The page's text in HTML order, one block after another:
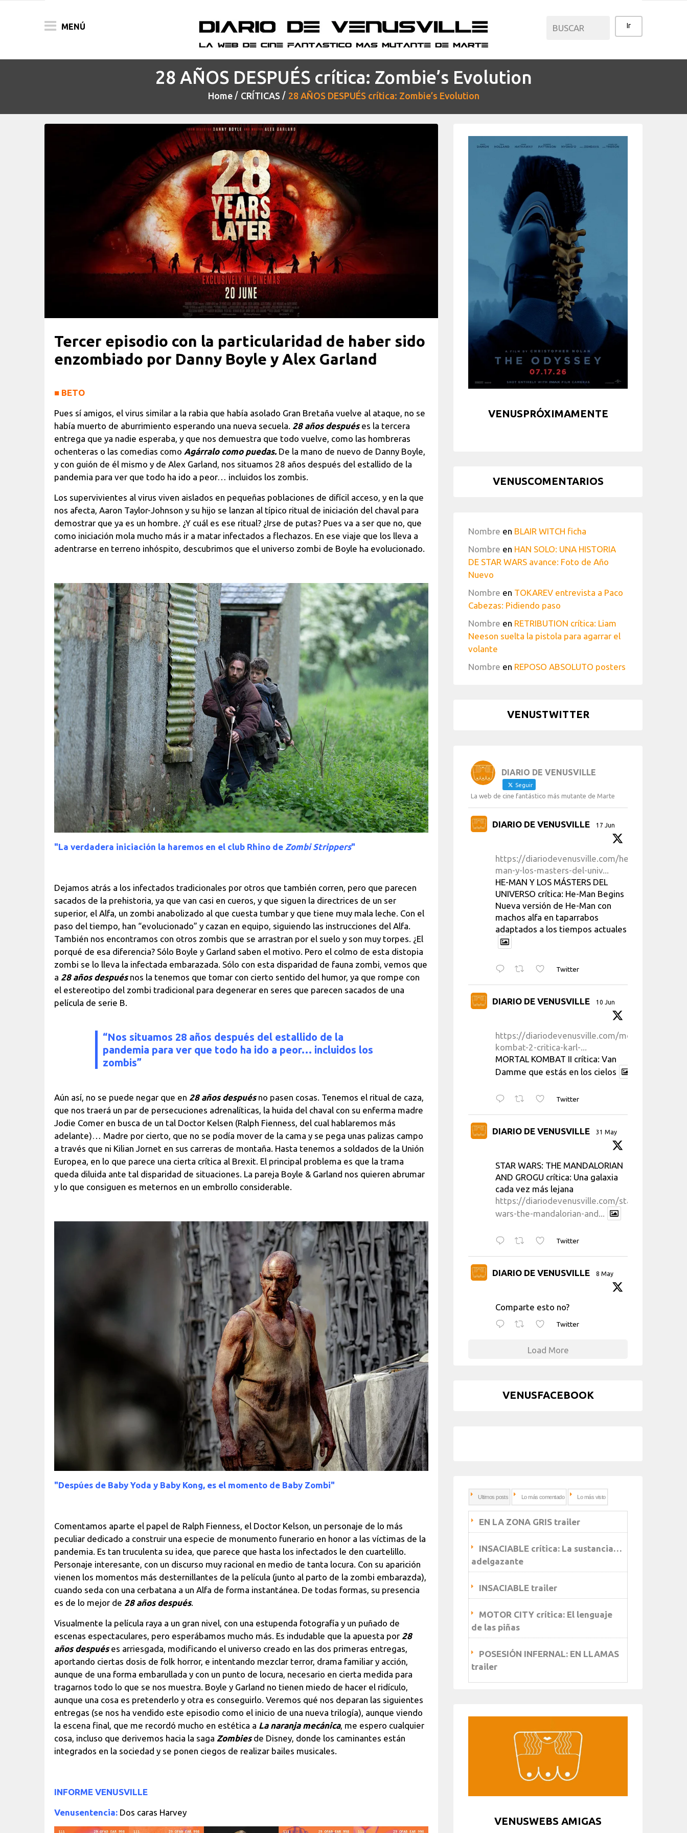
MENÚ
28 AÑOS DESPUÉS crítica: Zombie’s Evolution
Home CRÍTICAS 28 AÑOS DESPUÉS crítica: Zombie’s Evolution
Tercer episodio con la particularidad de haber sido
enzombiado por Danny Boyle y Alex Garland
■ BETO
Pues sí amigos, el virus similar a la rabia que había asolado Gran Bretaña vuelve al ataque, no se
había muerto de aburrimiento esperando una nueva secuela. 28 años despuéses la tercera
entrega que ya nadie esperaba, y que nos demuestra que todo vuelve, como las hombreras
ochenteras o las comedias como Agárralo como puedas. De la mano de nuevo de Danny Boyle,
y con guión de él mismo y de Alex Garland, nos situamos 28 años después del estallido de la
pandemia para ver que todo ha ido a peor… incluidos los zombis.
Los supervivientes al virus viven aislados en pequeñas poblaciones de difícil acceso, y en la que
nos afecta, Aaron Taylor-Johnson y su hijo se lanzan al típico ritual de iniciación del chaval para
demostrar que ya es un hombre. ¿Y cuál es ese ritual? ¿Irse de putas? Pues va a ser que no, que
como iniciación mola mucho más ir a matar infectados a flechazos. En ese viaje que los lleva a
adentrarse en terreno inhóspito, descubrimos que el universo zombi de Boyle ha evolucionado.
"La verdadera iniciación la haremos en el club Rhino de Zombi Strippers"
Dejamos atrás a los infectados tradicionales por otros que también corren, pero que parecen
sacados de la prehistoria, ya que van casi en cueros, y que siguen la directrices de un ser
superior, el Alfa, un zombi anabolizado al que cuesta tumbar y que tiene muy mala leche. Con el
paso del tiempo, han “evolucionado” y cazan en equipo, siguiendo las instrucciones del Alfa.
También nos encontramos con otros zombis que se arrastran por el suelo y son muy torpes. ¿El
porqué de esa diferencia? Sólo Boyle y Garland saben el motivo. Pero el colmo de esta distopia
zombi se lo lleva la infectada embarazada. Sólo con esta disparidad de fauna zombi, vemos que
a 28 años despuésnos la tenemos que tomar con cierto sentido del humor, ya que rompe con
el estereotipo del zombi tradicional para degenerar en seres que parecen sacados de una
película de serie B.
“Nos situamos 28 años después del estallido de la
pandemia para ver que todo ha ido a peor… incluidos los
zombis”
Aún así, no se puede negar que en 28 años despuésno pasen cosas. Tenemos el ritual de caza,
que nos traerá un par de persecuciones adrenalíticas, la huida del chaval con su enferma madre
Jodie Comer en busca de un tal Doctor Kelsen (Ralph Fienness, del cual hablaremos más
adelante)… Madre por cierto, que no se podía mover de la cama y se pega unas palizas campo
a través que ni Kilian Jornet en sus carreras de montaña. Hasta tenemos a soldados de la Unión
Europea, en lo que parece una cierta crítica al Brexit. El principal problema es que la trama
queda diluida ante tal disparidad de situaciones. La pareja Boyle & Garland nos quieren abrumar
y lo que consiguen es meternos en un embrollo considerable.
"Despúes de Baby Yoda y Baby Kong, es el momento de Baby Zombi"
Comentamos aparte el papel de Ralph Fienness, el Doctor Kelson, un personaje de lo más
peculiar dedicado a construir una especie de monumento funerario en honor a las víctimas de la
pandemia. Es tan truculenta su idea, que parece que hasta los infectados le den cuartelillo.
Personaje interesante, con un discurso muy racional en medio de tanta locura. Con su aparición
vienen los momentos más desternillantes de la película (junto al parto de la zombi embarazda),
cuando seda con una cerbatana a un Alfa de forma instantánea. De todas formas, su presencia
es de lo mejor de 28 años después.
Visualmente la película raya a un gran nivel, con una estupenda fotografía y un puñado de
escenas espectaculares, pero esperábamos mucho más. Es indudable que la apuesta por 28
años despuéses arriesgada, modificando el universo creado en las dos primeras entregas,
aportando ciertas dosis de folk horror, e intentando mezclar terror, drama familiar y acción,
aunque de una forma embarullada y con un punto de locura, necesario en cierta medida para
tragarnos todo lo que se nos muestra. Boyle y Garland no tienen miedo de hacer el ridículo,
aunque una cosa es pretenderlo y otra es conseguirlo. Veremos qué nos deparan las siguientes
entregas (se nos ha vendido este episodio como el inicio de una nueva trilogía), aunque viendo
la escena final, que me recordó mucho en estética a La naranja mecánica, me espero cualquier
cosa, incluso que derivemos hacia la saga Zombiesde Disney, donde los caminantes están
integrados en la sociedad y se ponen ciegos de realizar bailes musicales.
INFORME VENUSVILLE
Venusentencia: Dos caras Harvey
VENUSPRÓXIMAMENTE
VENUSCOMENTARIOS
Nombre en BLAIR WITCH ficha
Nombre en HAN SOLO: UNA HISTORIA
DE STAR WARS avance: Foto de Año
Nuevo
Nombre en TOKAREV entrevista a Paco
Cabezas: Pidiendo paso
Nombre en RETRIBUTION crítica: Liam
Neeson suelta la pistola para agarrar el
volante
Nombre en REPOSO ABSOLUTO posters
VENUSTWITTER
DIARIO DE VENUSVILLE
Seguir
La web de cine fantástico más mutante de Marte
DIARIO DE VENUSVILLE 17 Jun
https://diariodevenusville.com/he-
man-y-los-masters-del-univ...
HE-MAN Y LOS MÁSTERS DEL
UNIVERSO crítica: He-Man Begins
Nueva versión de He-Man con
machos alfa en taparrabos
adaptados a los tiempos actuales
Twitter
DIARIO DE VENUSVILLE 10 Jun
https://diariodevenusville.com/mortal-
kombat-2-critica-karl-...
MORTAL KOMBAT II crítica: Van
Damme que estás en los cielos
Twitter
DIARIO DE VENUSVILLE 31 May
STAR WARS: THE MANDALORIAN
AND GROGU crítica: Una galaxia
cada vez más lejana
https://diariodevenusville.com/star-
wars-the-mandalorian-and...
Twitter
DIARIO DE VENUSVILLE 8 May
Comparte esto no?
Twitter
Load More
VENUSFACEBOOK
Ultimos posts Lo más comentado Lo más visto
EN LA ZONA GRIS trailer
INSACIABLE crítica: La sustancia…
adelgazante
INSACIABLE trailer
MOTOR CITY crítica: El lenguaje
de las piñas
POSESIÓN INFERNAL: EN LLAMAS
trailer
VENUSWEBS AMIGAS
CATEGORÍAS